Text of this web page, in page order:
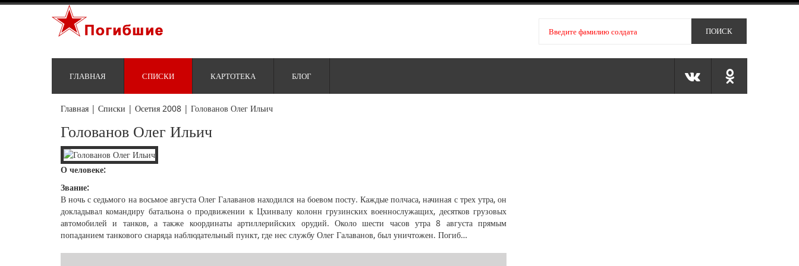
ГЛАВНАЯ СПИСКИ КАРТОТЕКА БЛОГ
Главная | Списки | Осетия 2008 | Голованов Олег Ильич
Голованов Олег Ильич
О человеке:
Звание:
В ночь с седьмого на восьмое августа Олег Галаванов находился на боевом посту. Каждые полчаса, начиная с трех утра, он
докладывал командиру батальона о продвижении к Цхинвалу колонн грузинских военнослужащих, десятков грузовых
автомобилей и танков, а также координаты артиллерийских орудий. Около шести часов утра 8 августа прямым
попаданием танкового снаряда наблюдательный пункт, где нес службу Олег Галаванов, был уничтожен. Погиб…